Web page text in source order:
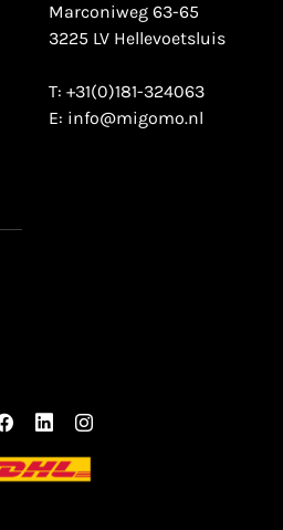
Marconiweg 63-65
3225 LV Hellevoetsluis
T: +31(0)181-324063
E: info@migomo.nl